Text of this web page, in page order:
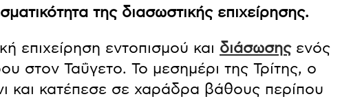
της διασωστικής επιχείρησης.
επιχείρηση εντοπισμού και διάσωσηςενός
στον Ταΰγετο. Το μεσημέρι της Τρίτης, ο
και κατέπεσε σε χαράδρα βάθους περίπου